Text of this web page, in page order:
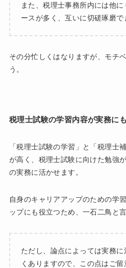
また、税理士事務所内には他
ースが多く、互いに切磋琢磨で
その分忙しくはなりますが、モチ
う。
税理士試験の学習内容が実務に
「税理士試験の学習」と「税理士
が高く、税理士試験に向けた勉強
の実務に活かせます。
自身のキャリアアップのための学
ップにも役立つため、一石二鳥と
ただし、論点によっては実務
くありますので、この点はご留